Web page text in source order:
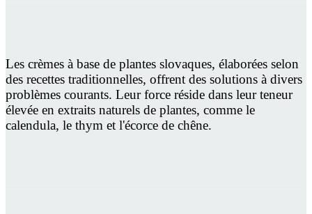
Les crèmes à base de plantes slovaques, élaborées selon
des recettes traditionnelles, offrent des solutions à divers
problèmes courants. Leur force réside dans leur teneur
élevée en extraits naturels de plantes, comme le
calendula, le thym et l'écorce de chêne.